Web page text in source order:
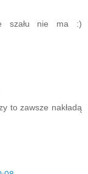
szału nie ma :)
to zawsze nakładą